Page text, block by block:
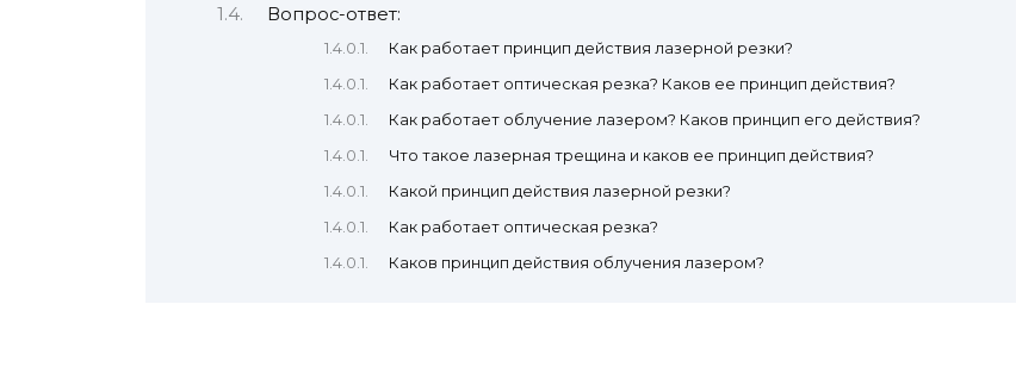
Вопрос-ответ:
Как работает принцип действия лазерной резки?
Как работает оптическая резка? Каков ее принцип действия?
Как работает облучение лазером? Каков принцип его действия?
Что такое лазерная трещина и каков ее принцип действия?
Какой принцип действия лазерной резки?
Как работает оптическая резка?
Каков принцип действия облучения лазером?